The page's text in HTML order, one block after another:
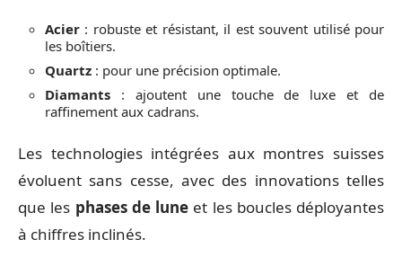
Acier : robuste et résistant, il est souvent utilisé pour
les boîtiers.
Quartz : pour une précision optimale.
Diamants : ajoutent une touche de luxe et de
raffinement aux cadrans.
Les technologies intégrées aux montres suisses
évoluent sans cesse, avec des innovations telles
que les phases de lune et les boucles déployantes
à chiffres inclinés.